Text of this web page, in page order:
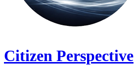
Citizen Perspective